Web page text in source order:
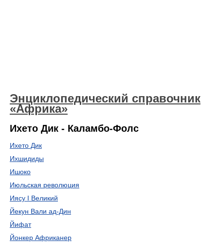
Энциклопедический справочник
«Африка»
Ихето Дик - Каламбо-Фолс
Ихето Дик
Ихшидиды
Ишоко
Июльская революция
Иясу I Великий
Йекун Вали ад-Дин
Йифат
Йонкер Африканер